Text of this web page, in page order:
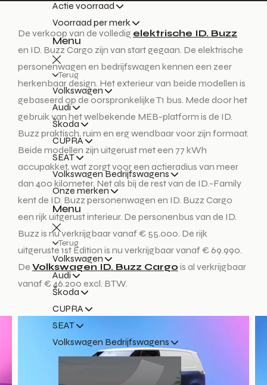
Actie voorraad
Voorraad per merk
Menu
Terug
Volkswagen
Audi
Škoda
CUPRA
SEAT
Volkswagen Bedrijfswagens
Onze merken
Menu
Terug
Volkswagen
Audi
Škoda
CUPRA
SEAT
Volkswagen Bedrijfswagens
De verkoop van de volledig elektrische ID. Buzz
en ID. Buzz Cargo zijn van start gegaan. De elektrische
personenwagen en bedrijfswagen kennen een zeer
herkenbaar design. Het exterieur van beide modellen is
gebaseerd op de oorspronkelijke T1 bus. Mede door het
gebruik van het welbekende MEB-platform is de ID.
Buzz praktisch, ruim en erg wendbaar voor zijn formaat.
Beide modellen zijn uitgerust met een 77 kWh
accupakket, wat zorgt voor een actieradius van meer
dan 400 kilometer. Net als bij de rest van de ID.-Family
kent de ID. Buzz personenwagen en ID. Buzz Cargo
een rijk uitgerust interieur. De personenbus van de ID.
Buzz is nu verkrijgbaar vanaf € 55.000. De rijk
uitgeruste 1st Edition is nu verkrijgbaar vanaf € 69.990.
De Volkswagen ID. Buzz Cargo is al verkrijgbaar
vanaf € 46.200 excl. BTW.